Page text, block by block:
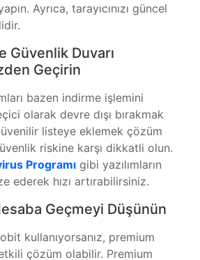
Ayrıca, tarayıcınızı güncel
Güvenlik Duvarı
Geçirin
bazen indirme işlemini
olarak devre dışı bırakmak
listeye eklemek çözüm
riskine karşı dikkatli olun.
Programı gibi yazılımların
ederek hızı artırabilirsiniz.
Geçmeyi Düşünün
kullanıyorsanız, premium
çözüm olabilir. Premium